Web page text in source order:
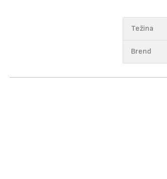
Težina
Brend